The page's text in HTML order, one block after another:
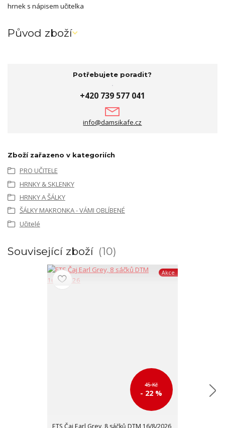
hrnek s nápisem učitelka
Původ zboží
Potřebujete poradit?
+420 739 577 041
info@damsikafe.cz
Zboží zařazeno v kategoriích
PRO UČITELE
HRNKY & SKLENKY
HRNKY A ŠÁLKY
ŠÁLKY MAKRONKA - VÁMI OBLÍBENÉ
Učitelé
Související zboží 10
Akce
45 Kč
- 22 %
ETS Čaj Earl Grey, 8 sáčků DTM 16/8/2026